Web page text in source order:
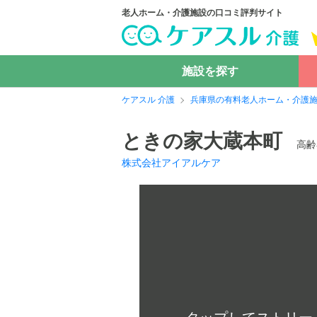
老人ホーム・介護施設の口コミ評判サイト
施設を探す
ケアスル 介護 兵庫県の有料老人ホーム・介護
ときの家大蔵本町
高
株式会社アイアルケア